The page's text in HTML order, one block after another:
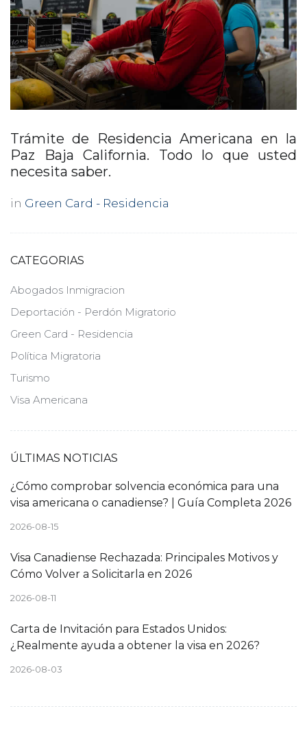
Trámite de Residencia Americana en la
Paz Baja California. Todo lo que usted
necesita saber.
in Green Card - Residencia
CATEGORIAS
Abogados Inmigracion
Deportación - Perdón Migratorio
Green Card - Residencia
Política Migratoria
Turismo
Visa Americana
ÚLTIMAS NOTICIAS
¿Cómo comprobar solvencia económica para una
visa americana o canadiense? | Guía Completa 2026
2026-08-15
Visa Canadiense Rechazada: Principales Motivos y
Cómo Volver a Solicitarla en 2026
2026-08-11
Carta de Invitación para Estados Unidos:
¿Realmente ayuda a obtener la visa en 2026?
2026-08-03